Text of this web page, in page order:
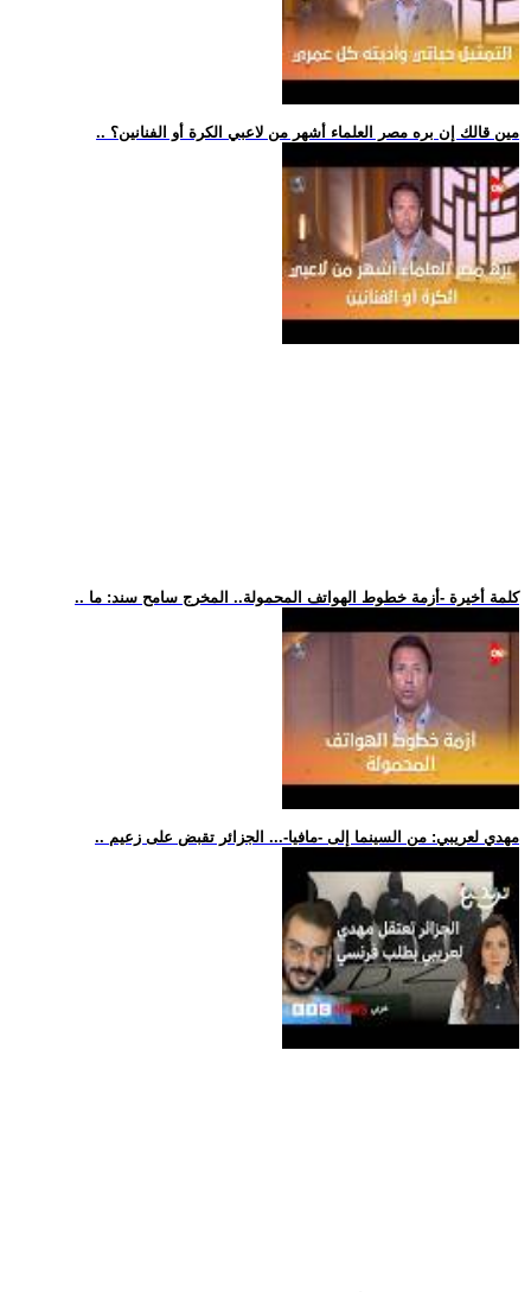
.. مين قالك إن بره مصر العلماء أشهر من لاعبي الكرة أو الفنانين؟
.. كلمة أخيرة -أزمة خطوط الهواتف المحمولة.. المخرج سامح سند: ما
.. مهدي لعريبي: من السينما إلى -مافيا-... الجزائر تقبض على زعيم